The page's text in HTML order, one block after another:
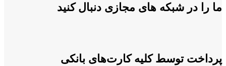
ما را در شبکه های مجازی دنبال کنید
پرداخت توسط کلیه کارت‌های بانکی